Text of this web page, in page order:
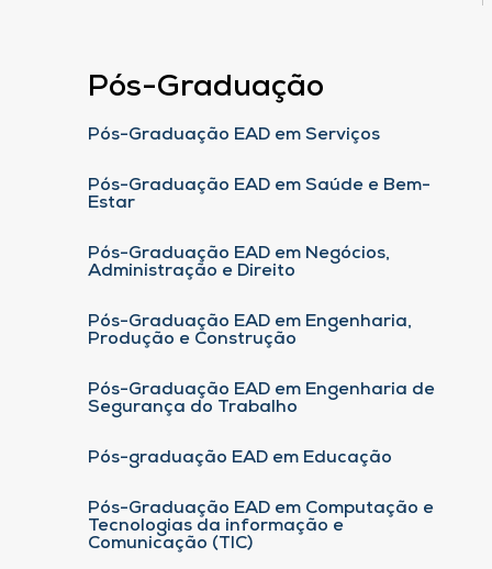
Pós-Graduação
Pós-Graduação EAD em Serviços
Pós-Graduação EAD em Saúde e Bem-
Estar
Pós-Graduação EAD em Negócios,
Administração e Direito
Pós-Graduação EAD em Engenharia,
Produção e Construção
Pós-Graduação EAD em Engenharia de
Segurança do Trabalho
Pós-graduação EAD em Educação
Pós-Graduação EAD em Computação e
Tecnologias da informação e
Comunicação (TIC)